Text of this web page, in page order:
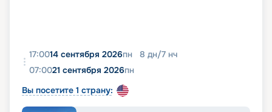
17:0014 сентября 2026пн 8 дн/7 нч
07:0021 сентября 2026пн
Вы посетите 1 страну: